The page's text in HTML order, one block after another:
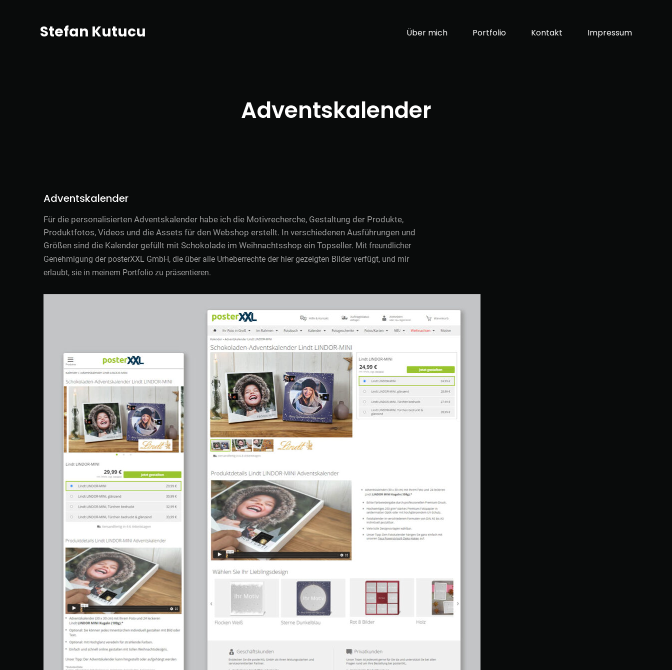
Stefan Kutucu Über mich Portfolio Kontakt Impressum
Adventskalender
Adventskalender
Für die personalisierten Adventskalender habe ich die Motivrecherche, Gestaltung der Produkte,
Produktfotos, Videos und die Assets für den Webshop erstellt. In verschiedenen Ausführungen und
Größen sind die Kalender gefüllt mit Schokolade im Weihnachtsshop ein Topseller. Mit freundlicher
Genehmigung der posterXXL GmbH, die über alle Urheberrechte der hier gezeigten Bilder verfügt, und mir
erlaubt, sie in meinem Portfolio zu präsentieren.